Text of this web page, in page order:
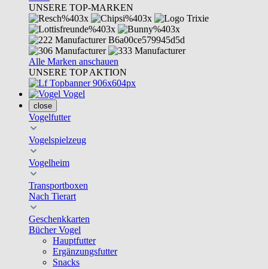
UNSERE TOP-MARKEN
Alle Marken anschauen
UNSERE TOP AKTION
Vogel
close
Vogelfutter
Vogelspielzeug
Vogelheim
Transportboxen
Nach Tierart
Geschenkkarten
Bücher Vogel
Hauptfutter
Ergänzungsfutter
Snacks